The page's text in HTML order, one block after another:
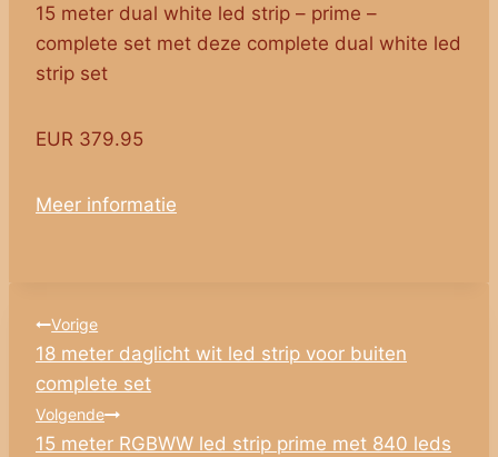
15 meter dual white led strip – prime –
complete set met deze complete dual white led
strip set
EUR 379.95
Meer informatie
Bericht
navigatie
Vorige
18 meter daglicht wit led strip voor buiten
complete set
Volgende
15 meter RGBWW led strip prime met 840 leds